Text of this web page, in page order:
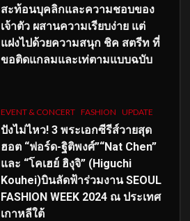
สะท้อนบุคลิกและความชอบของ
เจ้าตัว ผสานความเรียบง่าย แต่
แฝงไปด้วยความสนุก ชิค สตรีท ที่
ขอติดแกลมและเท่ตามแบบฉบับ
EVENT & CONCERT FASHION UPDATE
ปังไม่ไหว! 3 พระเอกซีรีส์วายสุด
ฮอต “ฟอร์ด-ฐิติพงศ์”“Nat Chen”
และ “โคเฮย์ ฮิงุจิ” (Higuchi
Kouhei)บินลัดฟ้าร่วมงาน SEOUL
FASHION WEEK 2024 ณ ประเทศ
เกาหลีใต้